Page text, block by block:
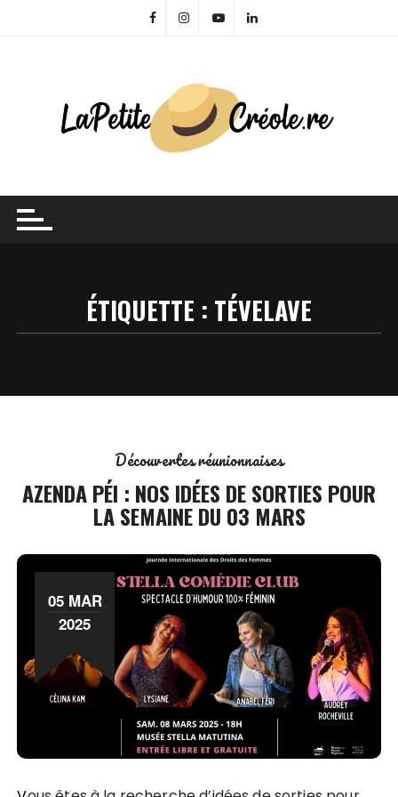
ÉTIQUETTE : TÉVELAVE
Découvertes réunionnaises
AZENDA PÉI : NOS IDÉES DE SORTIES POUR
LA SEMAINE DU 03 MARS
05 MAR
2025